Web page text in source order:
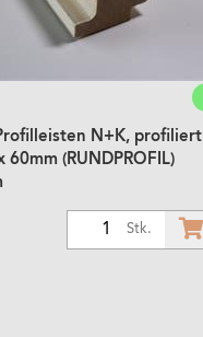
N+K, profiliert
60mm (RUNDPROFIL)
Stk.